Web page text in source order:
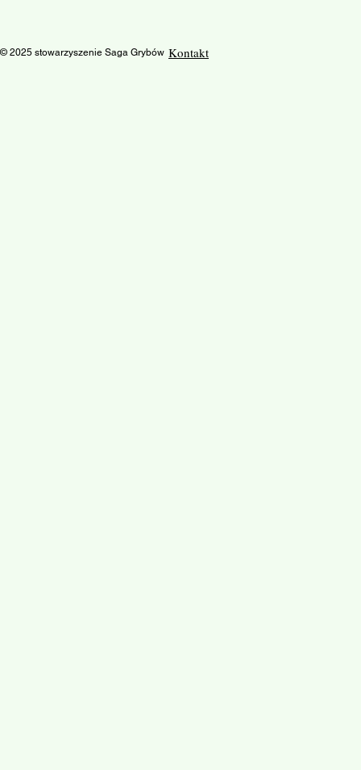
© 2025 stowarzyszenie Saga Grybów Kontakt